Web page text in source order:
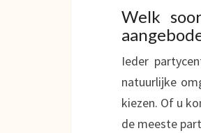
Welk
Ieder
natuurlijke
kiezen. Of u
de meeste